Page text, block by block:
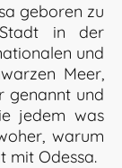
geboren zu
in der
und
Meer,
genannt und
jedem was
warum
mit Odessa.